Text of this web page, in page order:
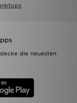
die neuesten